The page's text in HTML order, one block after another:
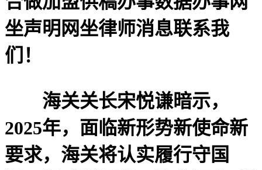
坐声明网坐律师消息联系我
们！
海关关长宋悦谦暗示，
2025年，面临新形势新使命新
要求，海关将认实履行守国